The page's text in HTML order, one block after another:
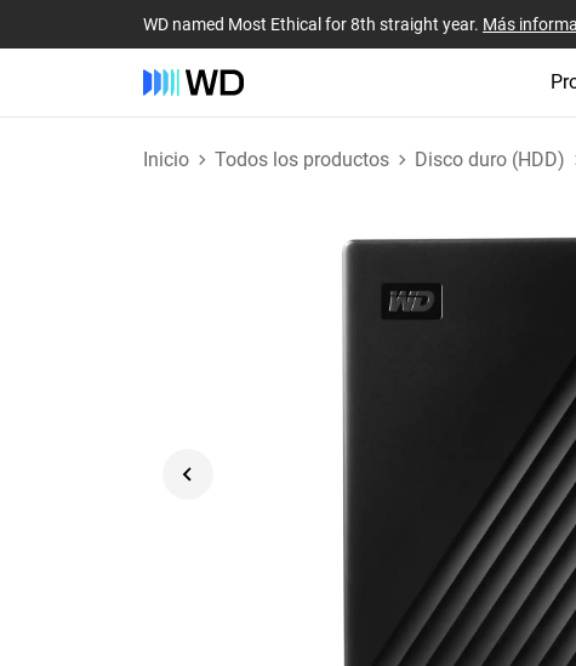
WD named Most Ethical for 8th straight year. Más
Inicio Todos los productos Disco duro (HDD)